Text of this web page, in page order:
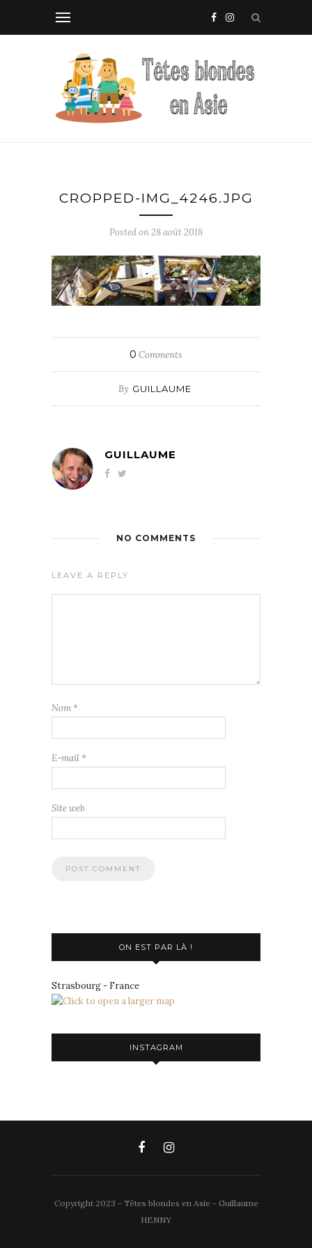
CROPPED-IMG_4246.JPG
Posted on28 août 2018
0 Comments
By GUILLAUME
GUILLAUME
NO COMMENTS
LEAVE A REPLY
Nom *
E-mail *
Site web
ON EST PAR LÀ !
Strasbourg - France
INSTAGRAM
Copyright 2023 - Têtes blondes en Asie - Guillaume
HENNY